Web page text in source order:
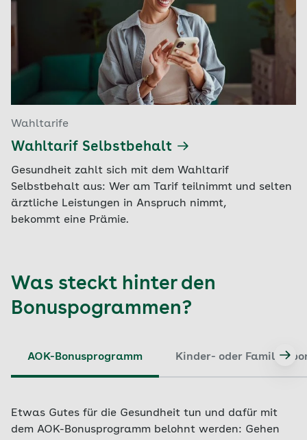
Wahltarife
Wahltarif Selbstbehalt
Gesundheit zahlt sich mit dem Wahltarif
Selbstbehalt aus: Wer am Tarif teilnimmt und selten
ärztliche Leistungen in Anspruch nimmt,
bekommt eine Prämie.
Was steckt hinter den
Bonuspogrammen?
AOK-Bonusprogramm Kinder- oder
Etwas Gutes für die Gesundheit tun und dafür mit
dem AOK-Bonusprogramm belohnt werden: Gehen